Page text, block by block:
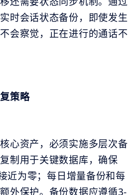
时会话状态备份，即使发生
会察觉，正在进行的通话不
策略
心资产，必须实施多层次备
制用于关键数据库，确保
近为零；每日增量备份和每
外保护。备份数据应遵循3-